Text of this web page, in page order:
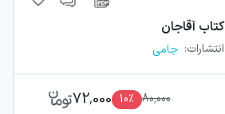
کتاب آقاجان
انتشارات: جامی
80,000
10٪ 72,000